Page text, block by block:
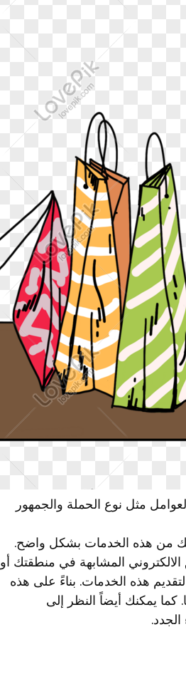
مثل نوع الحملة والجمهور
من هذه الخدمات بشكل واضح.
المشابهة في منطقتك أو
هذه الخدمات. بناءً على هذه
يمكنك أيضاً النظر إلى